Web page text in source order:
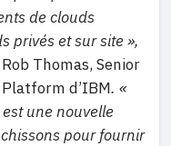
de clouds
privés et sur site »,
Thomas, Senior
d’IBM. «
une nouvelle
pour fournir